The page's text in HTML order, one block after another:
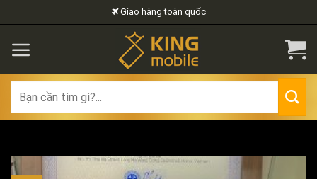
to
content
Giao hàng toàn quốc
for: